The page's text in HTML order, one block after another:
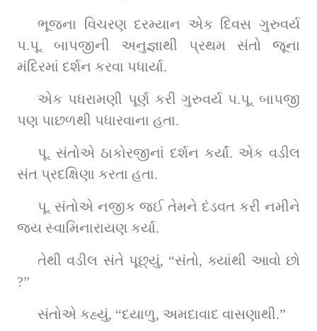
ભૂજના વિચરણ દરમ્યાન એક દિવસ ગુરુવર્ય
પ.પૂ. બાપજીની અનુજ્ઞાથી પ્રથમ સંતો જૂના
મંદિરમાં દર્શન કરવા પધાર્યા.
એક પધરામણી પૂર્ણ કરી ગુરુવર્ય પ.પૂ. બાપજી
પણ પાછળથી પધારવાના હતા.
પૂ. સંતોએ ઠાકોરજીનાં દર્શન કર્યાં. એક વડીલ
સંત પ્રદક્ષિણા કરતા હતા.
પૂ. સંતોએ નજીક જઈ તેમને દંડવત કરી નમીને
જય સ્વામિનારાયણ કર્યા.
તેથી વડીલ સંતે પૂછ્યું, “સંતો, ક્યાંથી આવો છો
?”
સંતોએ કહ્યું, “દયાળુ, અમદાવાદ વાસણાથી.”